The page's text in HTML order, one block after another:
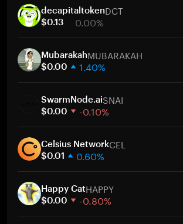
30 Tage
Marktkapitalisierung
decapitaltokenDCT
$0.13 0.00%
30 Tage
Marktkapitalisierung
MubarakahMUBARAKAH
$0.00 1.40%
30 Tage
Marktkapitalisierung
SwarmNode.aiSNAI
$0.00 -0.10%
30 Tage
Marktkapitalisierung
Celsius NetworkCEL
$0.01 0.60%
30 Tage
Marktkapitalisierung
Happy CatHAPPY
$0.00 -0.80%